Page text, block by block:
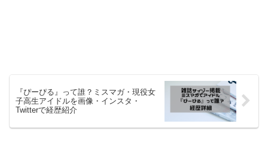
『ぴーぴる』って誰？ミスマガ・現役女
子高生アイドルを画像・インスタ・
Twitterで経歴紹介